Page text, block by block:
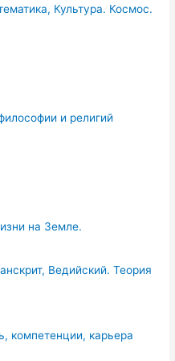
Культура. Космос.
и религий
на Земле.
Ведийский. Теория
компетенции, карьера